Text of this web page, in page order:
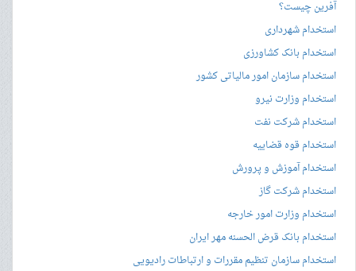
آفرین چیست؟
استخدام شهرداری
استخدام بانک کشاورزی
استخدام سازمان امور مالیاتی کشور
استخدام وزارت نیرو
استخدام شرکت نفت
استخدام قوه قضاییه
استخدام آموزش و پرورش
استخدام شرکت گاز
استخدام وزارت امور خارجه
استخدام بانک قرض الحسنه مهر ایران
استخدام سازمان تنظیم مقررات و ارتباطات رادیویی